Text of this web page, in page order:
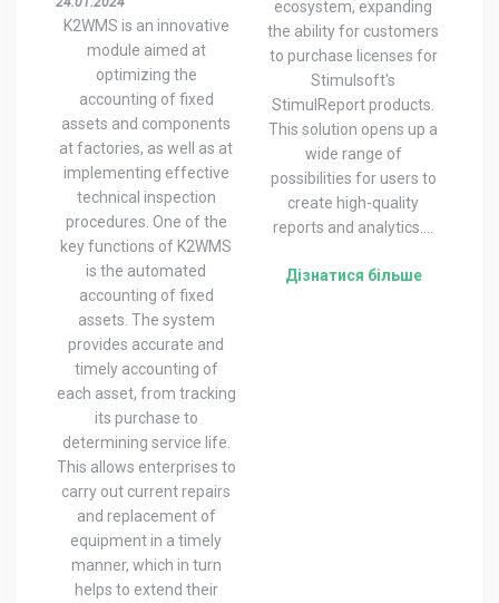
K2WMS is an innovative
module aimed at
optimizing the
accounting of fixed
assets and components
at factories, as well as at
implementing effective
technical inspection
procedures. One of the
key functions of K2WMS
is the automated
accounting of fixed
assets. The system
provides accurate and
timely accounting of
each asset, from tracking
its purchase to
determining service life.
This allows enterprises to
carry out current repairs
and replacement of
equipment in a timely
manner, which in turn
helps to extend their
ecosystem, expanding
the ability for customers
to purchase licenses for
Stimulsoft's
StimulReport products.
This solution opens up a
wide range of
possibilities for users to
create high-quality
reports and analytics....
Дізнатися більше